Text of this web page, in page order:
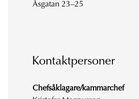
Åsgatan 23–25
Kontaktpersoner
Chefsåklagare/kammarchef